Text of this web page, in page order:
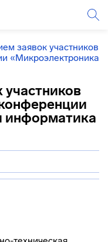
заявок участников
«Микроэлектроника
информатика